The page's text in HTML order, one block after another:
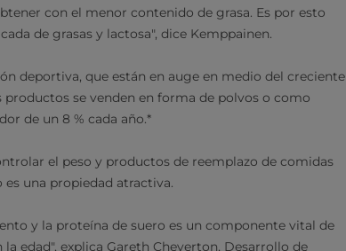
con el menor contenido de grasa. Es por esto
de grasas y lactosa", dice Kemppainen.
deportiva, que están en auge en medio del creciente
se venden en forma de polvos o como
de un 8 % cada año.*
el peso y productos de reemplazo de comidas
es una propiedad atractiva.
y la proteína de suero es un componente vital de
edad", explica Gareth Cheverton, Desarrollo de